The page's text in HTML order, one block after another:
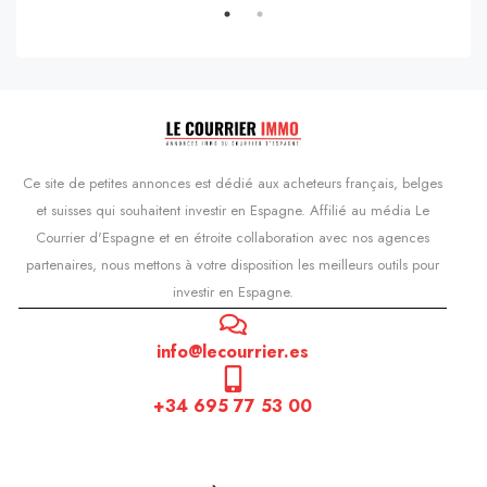
Ce site de petites annonces est dédié aux acheteurs français, belges
et suisses qui souhaitent investir en Espagne. Affilié au média Le
Courrier d'Espagne et en étroite collaboration avec nos agences
partenaires, nous mettons à votre disposition les meilleurs outils pour
investir en Espagne.
info@lecourrier.es
+34 695 77 53 00